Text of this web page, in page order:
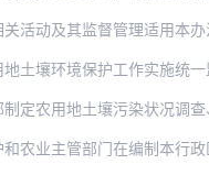
活动及其监督管理适用本办
壤环境保护工作实施统一监
定农用地土壤污染状况调
农业主管部门在编制本行